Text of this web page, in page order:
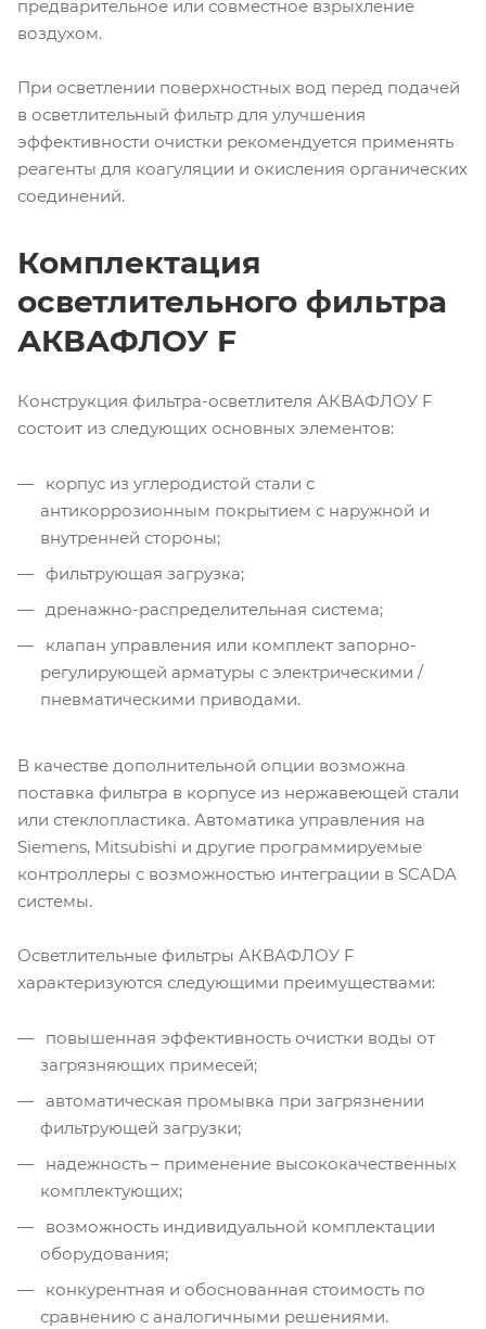
предварительное или совместное взрыхление
воздухом.
При осветлении поверхностных вод перед подачей
в осветлительный фильтр для улучшения
эффективности очистки рекомендуется применять
реагенты для коагуляции и окисления органических
соединений.
Комплектация
осветлительного фильтра
АКВАФЛОУ F
Конструкция фильтра-осветлителя АКВАФЛОУ F
состоит из следующих основных элементов:
корпус из углеродистой стали с
антикоррозионным покрытием с наружной и
внутренней стороны;
фильтрующая загрузка;
дренажно-распределительная система;
клапан управления или комплект запорно-
регулирующей арматуры с электрическими /
пневматическими приводами.
В качестве дополнительной опции возможна
поставка фильтра в корпусе из нержавеющей стали
или стеклопластика. Автоматика управления на
Siemens, Mitsubishi и другие программируемые
контроллеры с возможностью интеграции в SCADA
системы.
Осветлительные фильтры АКВАФЛОУ F
характеризуются следующими преимуществами:
повышенная эффективность очистки воды от
загрязняющих примесей;
автоматическая промывка при загрязнении
фильтрующей загрузки;
надежность – применение высококачественных
комплектующих;
возможность индивидуальной комплектации
оборудования;
конкурентная и обоснованная стоимость по
сравнению с аналогичными решениями.